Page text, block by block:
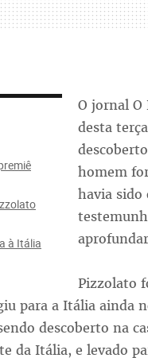
à Itália
O jornal O
desta
homem
havia sido
Pizzolato
para a Itália ainda
descoberto na
da Itália, e levado